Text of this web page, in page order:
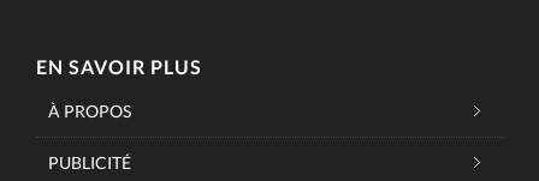
EN SAVOIR PLUS
À PROPOS
PUBLICITÉ